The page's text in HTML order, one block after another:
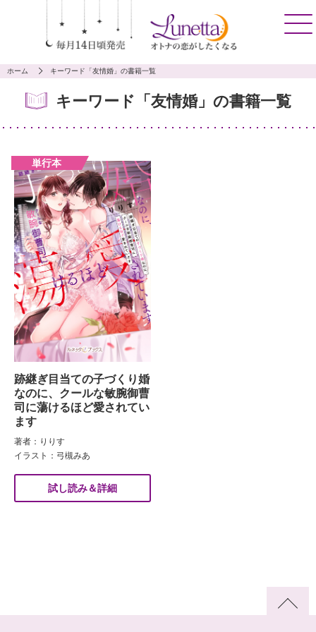
ホーム キーワード「友情婚」の書籍一覧
キーワード「友情婚」の書籍一覧
跡継ぎ目当ての子づくり婚
なのに、クールな敏腕御曹
司に蕩けるほど愛されてい
ます
著者：りりす
イラスト：弓槻みあ
試し読み＆詳細